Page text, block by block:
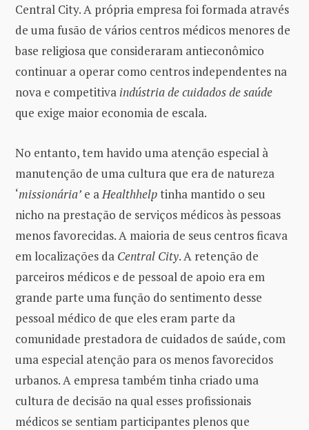
Central City. A própria empresa foi formada através
de uma fusão de vários centros médicos menores de
base religiosa que consideraram antieconômico
continuar a operar como centros independentes na
nova e competitiva indústria de cuidados de saúde
que exige maior economia de escala.
No entanto, tem havido uma atenção especial à
manutenção de uma cultura que era de natureza
‘missionária’ e aHealthhelptinha mantido o seu
nicho na prestação de serviços médicos às pessoas
menos favorecidas. A maioria de seus centros ficava
em localizações da Central City. A retenção de
parceiros médicos e de pessoal de apoio era em
grande parte uma função do sentimento desse
pessoal médico de que eles eram parte da
comunidade prestadora de cuidados de saúde, com
uma especial atenção para os menos favorecidos
urbanos. A empresa também tinha criado uma
cultura de decisão na qual esses profissionais
médicos se sentiam participantes plenos que